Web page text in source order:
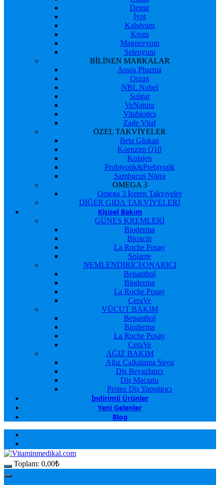
Demir
İyot
Kalsiyum
Krom
Magnezyum
Selenyum
BİLİNEN MARKALAR
Assos Pharma
Orzax
NBL Nobel
Solgar
VeNatura
Vitabiotics
Zade Vital
ÖZEL TAKVİYELER
Beta Glukan
Koenzim Q10
Kolajen
Probiyotik&Prebiyotik
Sambucus Nigra
OMEGA 3
Omega 3 İçeren Takviyeler
DİĞER GIDA TAKVİYELERİ
Kişisel Bakım
GÜNEŞ KREMLERİ
Bioderma
Bioxcin
La Roche Posay
Solante
NEMLENDİRİCİ/ONARICI
Bepanthol
Bioderma
La Roche Posay
CeraVe
VÜCUT BAKIM
Bepanthol
Bioderma
La Roche Posay
CeraVe
AĞIZ BAKIM
Ağız Çalkalama Suyu
Diş Beyazlatıcı
Diş Macunu
Protez Diş Yapıştırıcı
İndirimli Ürünler
Yeni Gelenler
Blog
Toplam: 0,00₺